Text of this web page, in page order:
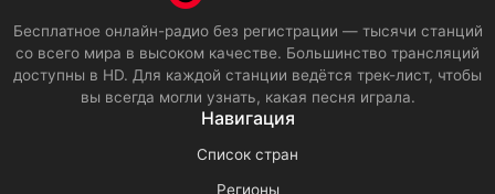
Бесплатное онлайн-радио без регистрации — тысячи станций
со всего мира в высоком качестве. Большинство трансляций
доступны в HD. Для каждой станции ведётся трек-лист, чтобы
вы всегда могли узнать, какая песня играла.
Навигация
Список стран
Регионы